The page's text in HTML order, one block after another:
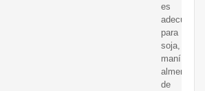
es
adecuado
para
soja,
maní,
almendra
de